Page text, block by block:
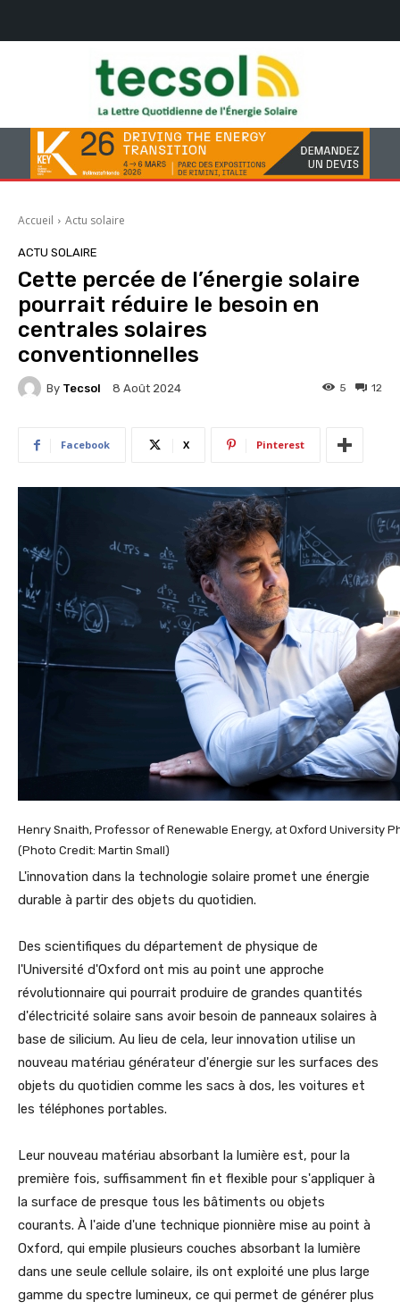
Accueil Actu solaire
ACTU SOLAIRE
Cette percée de l’énergie solaire
pourrait réduire le besoin en
centrales solaires
conventionnelles
By Tecsol 8 Août 2024 12
5
Facebook X Pinterest
Henry Snaith, Professor of Renewable Energy, at Oxford University
(Photo Credit: Martin Small)
L'innovation dans la technologie solaire promet une énergie
durable à partir des objets du quotidien.
Des scientifiques du département de physique de
l'Université d'Oxford ont mis au point une approche
révolutionnaire qui pourrait produire de grandes quantités
d'électricité solaire sans avoir besoin de panneaux solaires à
base de silicium. Au lieu de cela, leur innovation utilise un
nouveau matériau générateur d'énergie sur les surfaces des
objets du quotidien comme les sacs à dos, les voitures et
les téléphones portables.
Leur nouveau matériau absorbant la lumière est, pour la
première fois, suffisamment fin et flexible pour s'appliquer à
la surface de presque tous les bâtiments ou objets
courants. À l'aide d'une technique pionnière mise au point à
Oxford, qui empile plusieurs couches absorbant la lumière
dans une seule cellule solaire, ils ont exploité une plus large
gamme du spectre lumineux, ce qui permet de générer plus